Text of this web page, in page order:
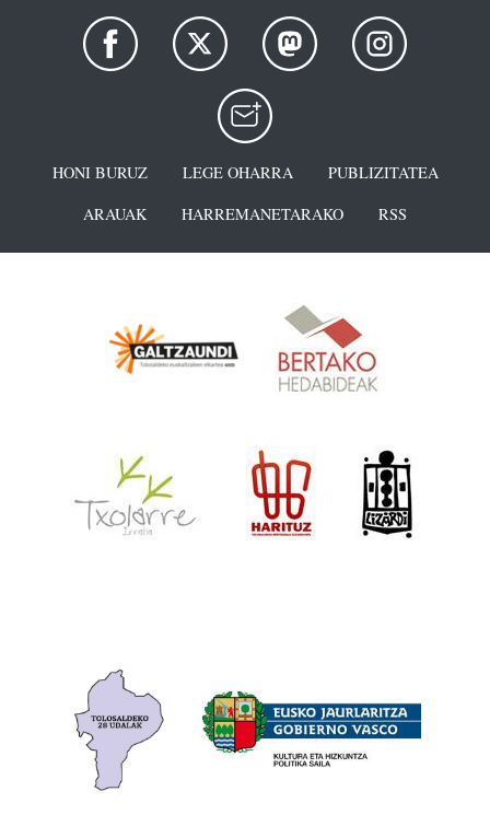
HONI BURUZ LEGE OHARRA
PUBLIZITATEA
ARAUAK
HARREMANETARAKO RSS